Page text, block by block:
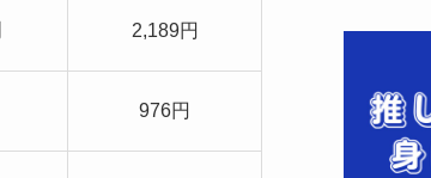
2,189円
976円